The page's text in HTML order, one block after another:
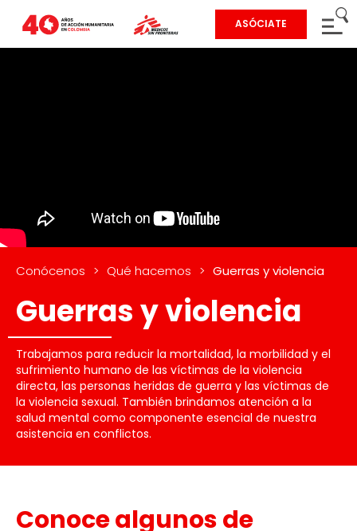
ASÓCIATE
Conócenos > Qué hacemos > Guerras y violencia
Guerras y violencia
Trabajamos para reducir la mortalidad, la morbilidad y el
sufrimiento humano de las víctimas de la violencia
directa, las personas heridas de guerra y las víctimas de
la violencia sexual. También brindamos atención a la
salud mental como componente esencial de nuestra
asistencia en conflictos.
Conoce algunos de